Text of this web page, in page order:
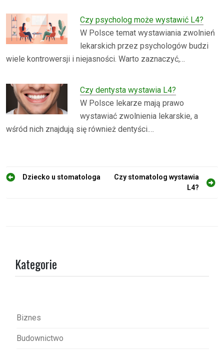
Czy psycholog może wystawić L4?
W Polsce temat wystawiania zwolnień
lekarskich przez psychologów budzi
wiele kontrowersji i niejasności. Warto zaznaczyć,…
Czy dentysta wystawia L4?
W Polsce lekarze mają prawo
wystawiać zwolnienia lekarskie, a
wśród nich znajdują się również dentyści.…
N
Dziecko u stomatologa
Czy stomatolog wystawia
L4?
Kategorie
Biznes
Budownictwo